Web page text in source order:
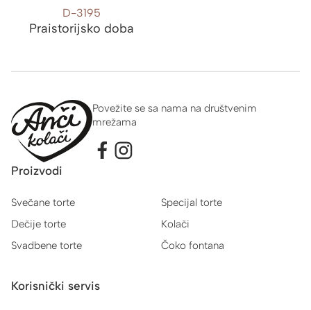
D-3195
Praistorijsko doba
Povežite se sa nama na društvenim
mrežama
Proizvodi
Svečane torte
Dečije torte
Svadbene torte
Specijal torte
Kolači
Čoko fontana
Korisnički servis